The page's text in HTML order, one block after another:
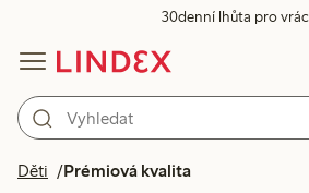
30denní lhůta pro
Děti Prémiová kvalita